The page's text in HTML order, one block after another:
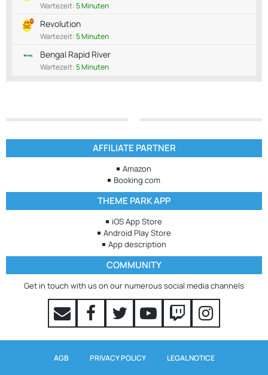
Wartezeit:5 Minuten
Revolution
Wartezeit:5 Minuten
Bengal Rapid River
Wartezeit:5 Minuten
AFFILIATE PARTNER
Amazon
Booking.com
THEME PARK APP
iOS App Store
Android Play Store
App description
COMMUNITY
Get in touch with us on our numerous social media channels
AGB PRIVACY POLICY LEGAL NOTICE